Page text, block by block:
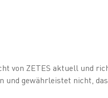
von ZETES aktuell und
gewährleistet nicht,